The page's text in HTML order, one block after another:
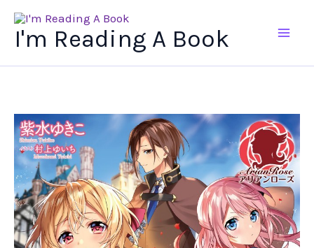
I'm Reading A Book